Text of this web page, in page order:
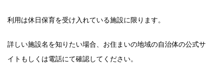
利用は休日保育を受け入れている施設に限ります。
詳しい施設名を知りたい場合、お住まいの地域の自治体の公式サ
イトもしくは電話にて確認してください。